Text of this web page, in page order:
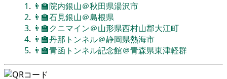
1. 👨‍🏫院内銀山＠秋田県湯沢市
2. 👨‍🏫石見銀山＠島根県
3. 👨‍🏫クニマイン＠山形県西村山郡大江町
4. 👨‍🏫丹那トンネル＠静岡県熱海市
5. 👨‍🏫青函トンネル記念館＠青森県東津軽群